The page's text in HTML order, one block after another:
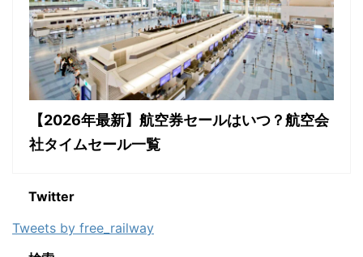
【2026年最新】航空券セールはいつ？航空会
社タイムセール一覧
Twitter
Tweets by free_railway